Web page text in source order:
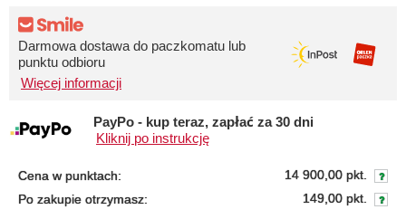
Darmowa dostawa do paczkomatu lub
punktu odbioru
Więcej informacji
PayPo - kup teraz, zapłać za 30 dni
Kliknij po instrukcję
Cena w punktach:
14 900,00 pkt.
Po zakupie otrzymasz:
149,00 pkt.